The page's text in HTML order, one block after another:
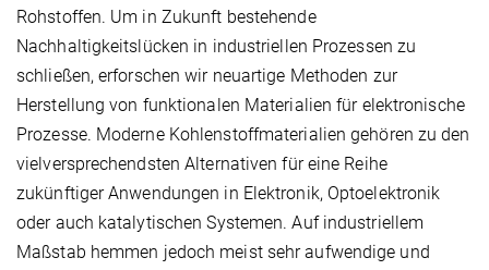
Rohstoffen. Um in Zukunft bestehende
Nachhaltigkeitslücken in industriellen Prozessen zu
schließen, erforschen wir neuartige Methoden zur
Herstellung von funktionalen Materialien für elektronische
Prozesse. Moderne Kohlenstoffmaterialien gehören zu den
vielversprechendsten Alternativen für eine Reihe
zukünftiger Anwendungen in Elektronik, Optoelektronik
oder auch katalytischen Systemen. Auf industriellem
Maßstab hemmen jedoch meist sehr aufwendige und